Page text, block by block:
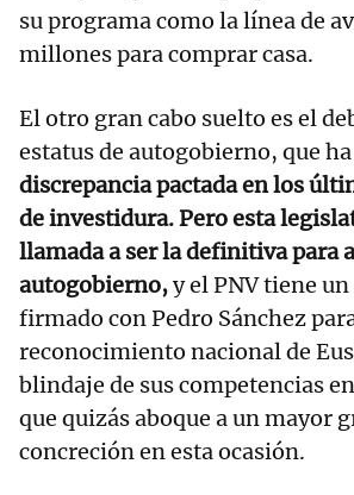
su programa como la línea de
millones para comprar casa.
El otro gran cabo suelto es el
estatus de autogobierno, que
discrepancia pactada en los
de investidura. Pero esta
llamada a ser la definitiva para
autogobierno,y el PNV tiene
firmado con Pedro Sánchez
reconocimiento nacional de
blindaje de sus competencias
que quizás aboque a un mayor
concreción en esta ocasión.